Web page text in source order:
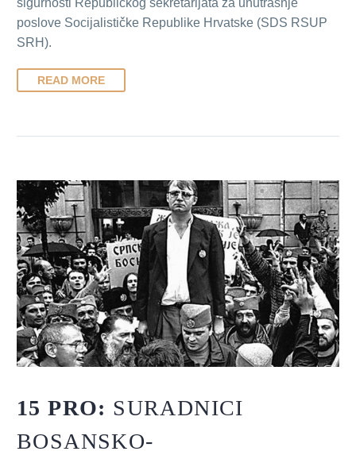
sigurnosti Republičkog sekretarijata za unutrašnje
poslove Socijalističke Republike Hrvatske (SDS RSUP
SRH).
READ MORE
15 PRO: SURADNICI
BOSANSKO-